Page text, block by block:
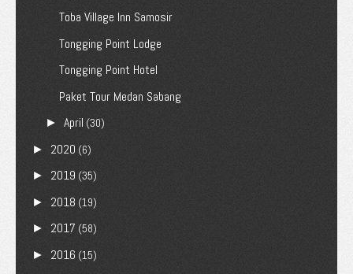
Toba Village Inn Samosir
Tongging Point Lodge
Tongging Point Hotel
Paket Tour Medan Sabang
► April (30)
► 2020 (6)
► 2019 (35)
► 2018 (19)
► 2017 (58)
► 2016 (15)